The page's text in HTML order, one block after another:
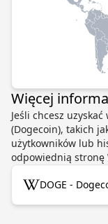
Więcej
Jeśli chcesz
(Dogecoin), takich
użytkowników lub
odpowiednią stronę
DOGE -